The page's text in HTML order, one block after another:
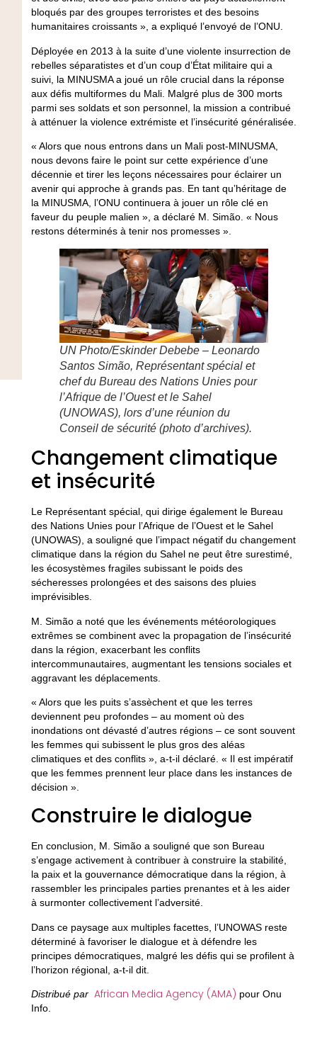
bloqués par des groupes terroristes et des besoins
humanitaires croissants », a expliqué l’envoyé de l’ONU.
Déployée en 2013 à la suite d’une violente insurrection de
rebelles séparatistes et d’un coup d’État militaire qui a
suivi, la MINUSMA a joué un rôle crucial dans la réponse
aux défis multiformes du Mali. Malgré plus de 300 morts
parmi ses soldats et son personnel, la mission a contribué
à atténuer la violence extrémiste et l’insécurité généralisée.
« Alors que nous entrons dans un Mali post-MINUSMA,
nous devons faire le point sur cette expérience d’une
décennie et tirer les leçons nécessaires pour éclairer un
avenir qui approche à grands pas. En tant qu’héritage de
la MINUSMA, l’ONU continuera à jouer un rôle clé en
faveur du peuple malien », a déclaré M. Simão. « Nous
restons déterminés à tenir nos promesses ».
UN Photo/Eskinder Debebe – Leonardo
Santos Simão, Représentant spécial et
chef du Bureau des Nations Unies pour
l’Afrique de l’Ouest et le Sahel
(UNOWAS), lors d’une réunion du
Conseil de sécurité (photo d’archives).
Changement climatique
et insécurité
Le Représentant spécial, qui dirige également le Bureau
des Nations Unies pour l’Afrique de l’Ouest et le Sahel
(UNOWAS), a souligné que l’impact négatif du changement
climatique dans la région du Sahel ne peut être surestimé,
les écosystèmes fragiles subissant le poids des
sécheresses prolongées et des saisons des pluies
imprévisibles.
M. Simão a noté que les événements météorologiques
extrêmes se combinent avec la propagation de l’insécurité
dans la région, exacerbant les conflits
intercommunautaires, augmentant les tensions sociales et
aggravant les déplacements.
« Alors que les puits s’assèchent et que les terres
deviennent peu profondes – au moment où des
inondations ont dévasté d’autres régions – ce sont souvent
les femmes qui subissent le plus gros des aléas
climatiques et des conflits », a-t-il déclaré. « Il est impératif
que les femmes prennent leur place dans les instances de
décision ».
Construire le dialogue
En conclusion, M. Simão a souligné que son Bureau
s’engage activement à contribuer à construire la stabilité,
la paix et la gouvernance démocratique dans la région, à
rassembler les principales parties prenantes et à les aider
à surmonter collectivement l’adversité.
Dans ce paysage aux multiples facettes, l’UNOWAS reste
déterminé à favoriser le dialogue et à défendre les
principes démocratiques, malgré les défis qui se profilent à
l’horizon régional, a-t-il dit.
Distribué par African Media Agency (AMA) pour Onu
Info.